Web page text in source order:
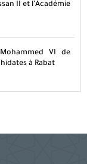
II et l’Académie
VI de
à Rabat